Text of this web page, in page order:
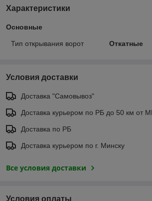
Характеристики
Основные
Тип открывания ворот Откатные
Условия доставки
Доставка "Самовывоз"
Доставка курьером по РБ до 50 км от
Доставка по РБ
Доставка курьером по г. Минску
Все условия доставки
Условия оплаты